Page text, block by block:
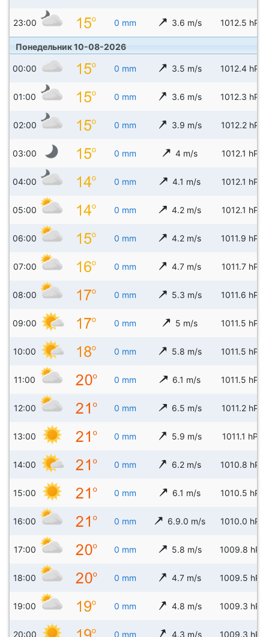
23:00 0 mm 3.6 m/s 1012.5 hPa
Понедельник 10-08-2026
00:00 0 mm 3.5 m/s 1012.4 hPa
01:00 0 mm 3.6 m/s 1012.3 hPa
02:00 0 mm 3.9 m/s 1012.2 hPa
03:00 0 mm 4 m/s 1012.1 hPa
04:00 0 mm 4.1 m/s 1012.1 hPa
05:00 0 mm 4.2 m/s 1012.1 hPa
06:00 0 mm 4.2 m/s 1011.9 hPa
07:00 0 mm 4.7 m/s 1011.7 hPa
08:00 0 mm 5.3 m/s 1011.6 hPa
09:00 0 mm 5 m/s 1011.5 hPa
10:00 0 mm 5.8 m/s 1011.5 hPa
11:00 0 mm 6.1 m/s 1011.5 hPa
12:00 0 mm 6.5 m/s 1011.2 hPa
13:00 0 mm 5.9 m/s 1011.1 hPa
14:00 0 mm 6.2 m/s 1010.8 hPa
15:00 0 mm 6.1 m/s 1010.5 hPa
16:00 0 mm 6.9.0 m/s 1010.0 hPa
17:00 0 mm 5.8 m/s 1009.8 hPa
18:00 0 mm 4.7 m/s 1009.5 hPa
19:00 0 mm 4.8 m/s 1009.3 hPa
20:00 0 mm 4.3 m/s 1009.3 hPa